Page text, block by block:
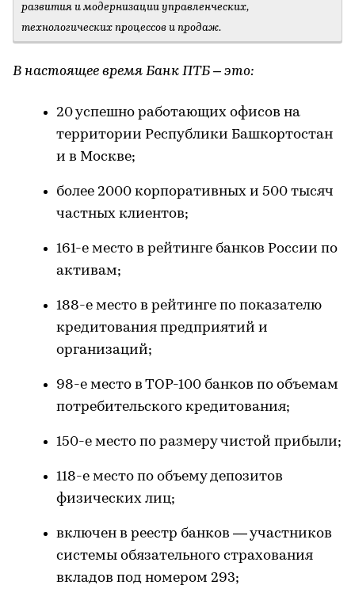
развития и модернизации управленческих,
технологических процессов и продаж.
В настоящее время Банк ПТБ – это:
20 успешно работающих офисов на
территории Республики Башкортостан
и в Москве;
более 2000 корпоративных и 500 тысяч
частных клиентов;
161-е место в рейтинге банков России по
активам;
188-е место в рейтинге по показателю
кредитования предприятий и
организаций;
98-е место в ТОР-100 банков по объемам
потребительского кредитования;
150-е место по размеру чистой прибыли;
118-е место по объему депозитов
физических лиц;
включен в реестр банков — участников
системы обязательного страхования
вкладов под номером 293;